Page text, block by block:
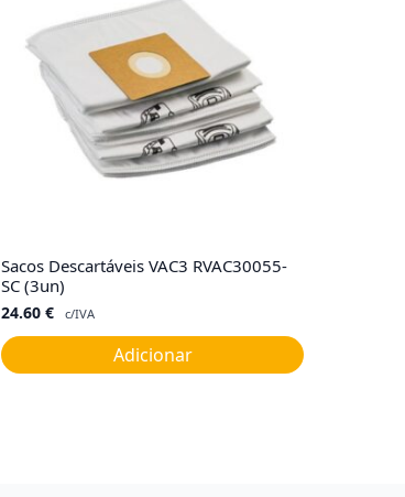
Sacos Descartáveis VAC3 RVAC30055-
SC (3un)
24.60 € c/IVA
Adicionar